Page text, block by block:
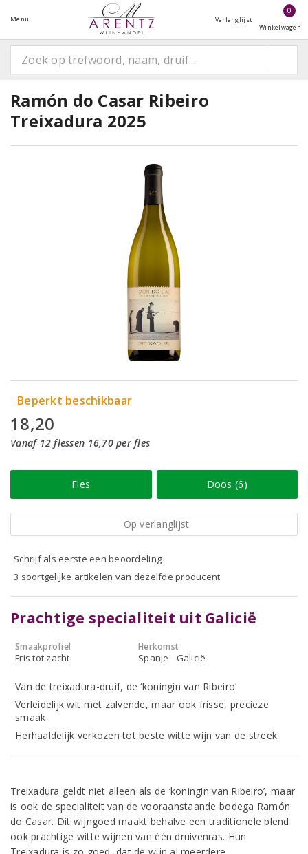
Menu Verlanglijst
0
Winkelwagen
Ramón do Casar Ribeiro
Treixadura 2025
Beperkt beschikbaar
18,20
Vanaf 12 flessen 16,70 per fles
Fles Doos (6)
Op verlanglijst
Schrijf als eerste een beoordeling
3 soortgelijke artikelen van dezelfde producent
Prachtige specialiteit uit Galicië
Smaakprofiel
Fris tot zacht
Herkomst
Spanje - Galicië
Van de treixadura-druif, de ‘koningin van Ribeiro’
Verleidelijk wit met zalvende, maar ook frisse, precieze
smaak
Herhaaldelijk verkozen tot beste witte wijn van de streek
Treixadura geldt niet alleen als de ‘koningin van Ribeiro’, maar
is ook de specialiteit van de vooraanstaande bodega Ramón
do Casar. Dit wijngoed maakt behalve een traditionele blend
ook prachtige witte wijnen van één druivenras. Hun